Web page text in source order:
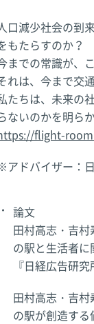
口減少社会の到
もたらすのか？
までの常識が、
れは、今まで交
たちは、未来の
ないのかを明ら
flight-
アドバイザー：
論文
田村高志・吉
の駅と生活者に
『日経広告研
田村高志・吉
の駅が創造する